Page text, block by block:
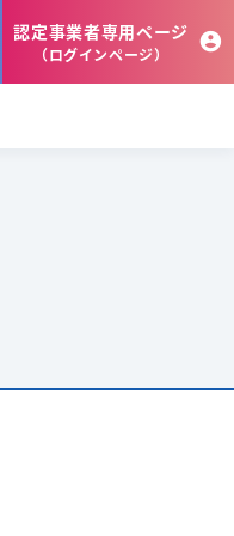
認定事業者専用ページ
（ログインページ）